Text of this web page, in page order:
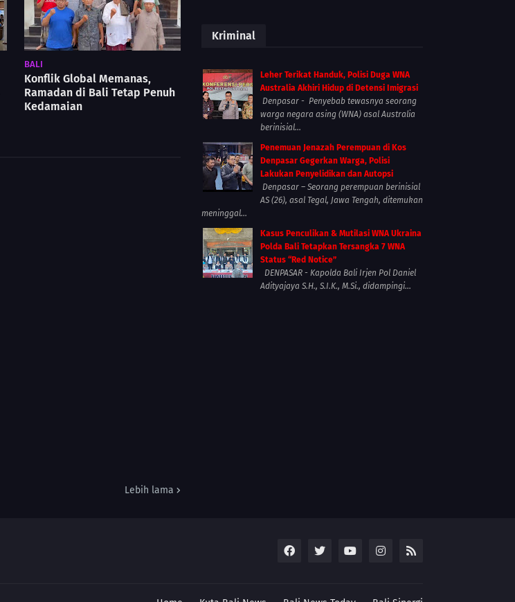
BALI
Konflik Global Memanas,
Ramadan di Bali Tetap Penuh
Kedamaian
Lebih lama
Kriminal
Leher Terikat Handuk, Polisi Duga WNA
Australia Akhiri Hidup di Detensi Imigrasi
Denpasar - Penyebab tewasnya seorang
warga negara asing (WNA) asal Australia
berinisial...
Penemuan Jenazah Perempuan di Kos
Denpasar Gegerkan Warga, Polisi
Lakukan Penyelidikan dan Autopsi
Denpasar – Seorang perempuan berinisial
AS (26), asal Tegal, Jawa Tengah, ditemukan
meninggal...
Kasus Penculikan & Mutilasi WNA Ukraina
Polda Bali Tetapkan Tersangka 7 WNA
Status “Red Notice”
DENPASAR - Kapolda Bali Irjen Pol Daniel
Adityajaya S.H., S.I.K., M.Si., didampingi...